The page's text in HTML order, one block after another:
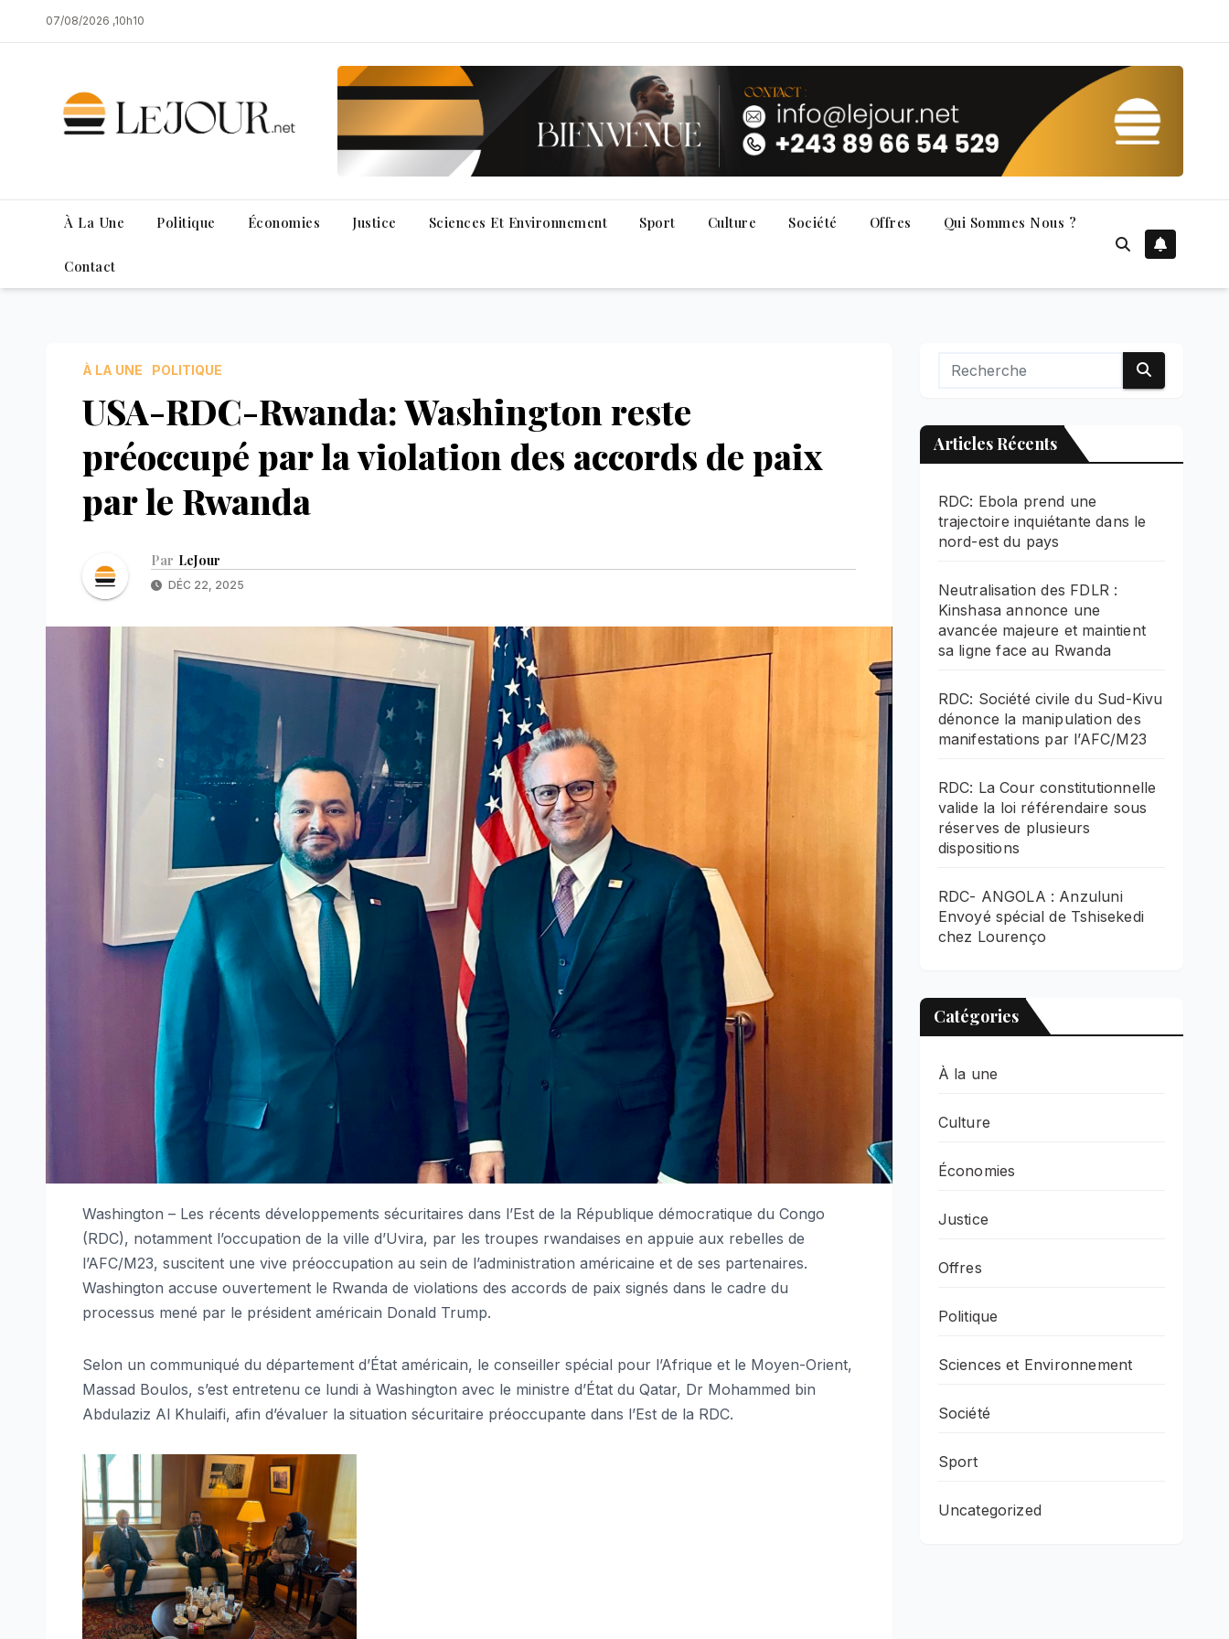
to
07/08/2026 ,10h10
À La Une Politique Économies Justice Sciences Et Environnement Sport Culture Société Offres Qui Sommes Nous ?
Contact
À LA UNE POLITIQUE
USA-RDC-Rwanda: Washington reste
préoccupé par la violation des accords de paix
par le Rwanda
Par LeJour
DÉC 22, 2025
Washington – Les récents développements sécuritaires dans l’Est de la République démocratique du Congo
(RDC), notamment l’occupation de la ville d’Uvira, par les troupes rwandaises en appuie aux rebelles de
l’AFC/M23, suscitent une vive préoccupation au sein de l’administration américaine et de ses partenaires.
Washington accuse ouvertement le Rwanda de violations des accords de paix signés dans le cadre du
processus mené par le président américain Donald Trump.
Selon un communiqué du département d’État américain, le conseiller spécial pour l’Afrique et le Moyen-Orient,
Massad Boulos, s’est entretenu ce lundi à Washington avec le ministre d’État du Qatar, Dr Mohammed bin
Abdulaziz Al Khulaifi, afin d’évaluer la situation sécuritaire préoccupante dans l’Est de la RDC.
Articles Récents
RDC: Ebola prend une
trajectoire inquiétante dans le
nord-est du pays
Neutralisation des FDLR :
Kinshasa annonce une
avancée majeure et maintient
sa ligne face au Rwanda
RDC: Société civile du Sud-Kivu
dénonce la manipulation des
manifestations par l’AFC/M23
RDC: La Cour constitutionnelle
valide la loi référendaire sous
réserves de plusieurs
dispositions
RDC- ANGOLA : Anzuluni
Envoyé spécial de Tshisekedi
chez Lourenço
Catégories
À la une
Culture
Économies
Justice
Offres
Politique
Sciences et Environnement
Société
Sport
Uncategorized